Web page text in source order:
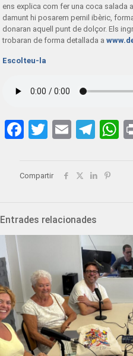
ens explica com fer una coca salada
damunt hi posarem pernil ibèric,
donaran aquell punt de dolçor. Els
trobaran de forma detallada a
Escolteu-la
Facebook
Twitter
Email
Compartir
Entrades relacionades